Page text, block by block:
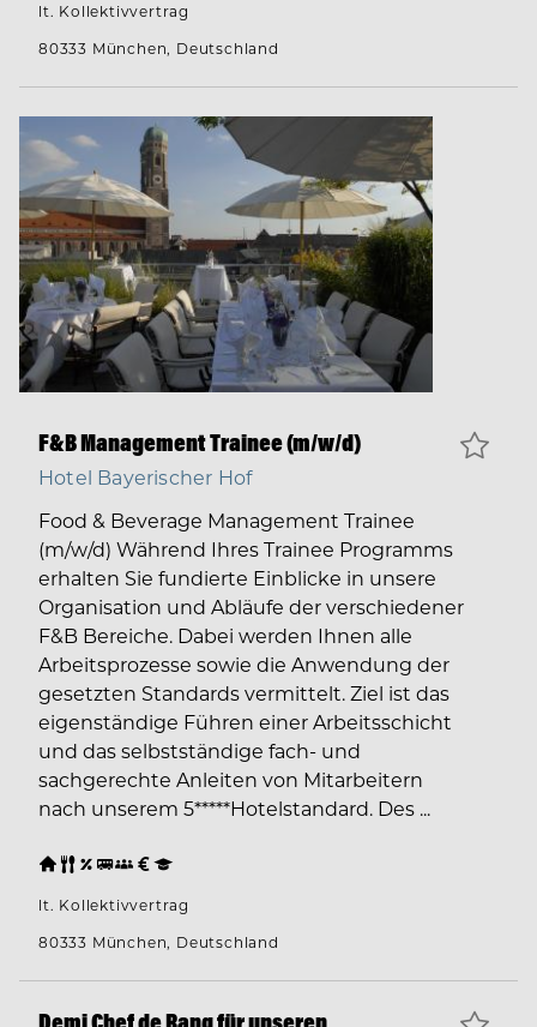
lt. Kollektivvertrag
80333 München, Deutschland
F&B Management Trainee (m/w/d)
Hotel Bayerischer Hof
Food & Beverage Management Trainee
(m/w/d) Während Ihres Trainee Programms
erhalten Sie fundierte Einblicke in unsere
Organisation und Abläufe der verschiedener
F&B Bereiche. Dabei werden Ihnen alle
Arbeitsprozesse sowie die Anwendung der
gesetzten Standards vermittelt. Ziel ist das
eigenständige Führen einer Arbeitsschicht
und das selbstständige fach- und
sachgerechte Anleiten von Mitarbeitern
nach unserem 5*****Hotelstandard. Des ...
lt. Kollektivvertrag
80333 München, Deutschland